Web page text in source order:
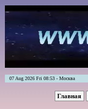
07 Aug 2026 Fri 08:53 - Москва
Главная